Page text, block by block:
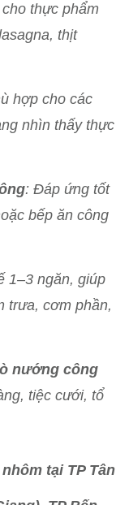
thực phẩm
thịt
hợp cho các
nhìn thấy thực
: Đáp ứng tốt
bếp ăn công
1–3 ngăn, giúp
trưa, cơm phần,
nướng công
tiệc cưới, tổ
tại TP Tân